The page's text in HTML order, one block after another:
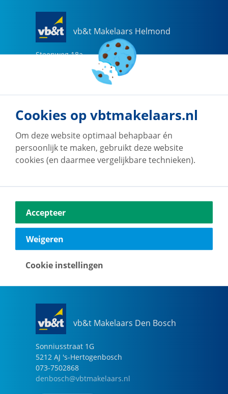
vb&t Makelaars Helmond
Steenweg 18a
helmond@vbtmakelaars.nl
Naar vestiging
Vestdijk 180
5611 CZ Eindhoven
040-2696949
vb&t Makelaars Den Bosch
Sonniusstraat 1G
5212 AJ 's-Hertogenbosch
073-7502868
denbosch@vbtmakelaars.nl
Cookies op vbtmakelaars.nl
Om deze website optimaal behapbaar én
persoonlijk te maken, gebruikt deze website
cookies (en daarmee vergelijkbare technieken).
Accepteer
Weigeren
Cookie instellingen